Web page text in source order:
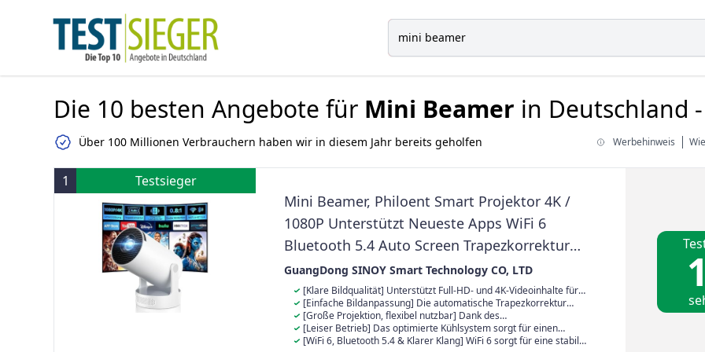
Die 10 besten Angebote für Mini Beamer in Deutschland
Über 100 Millionen Verbrauchern haben wir in diesem Jahr bereits geholfen Werbehinweis
1 Testsieger
Mini Beamer, Philoent Smart Projektor 4K /
1080P Unterstützt Neueste Apps WiFi 6
Bluetooth 5.4 Auto Screen Trapezkorrektur
Niedriges Rauschen, Ultrakurzdistanzbeamer
bietet großes Bild im kleinen Raum
GuangDong SINOY Smart Technology CO, LTD
[Klare Bildqualität] Unterstützt Full-HD- und 4K-Videoinhalte für
eine klare Darstellung mit natürlichen Farben und feinen Details.
Ideal für Filme, Serien, Sportübertragungen und Gaming auf einer
großen Projektionsfläche.
[Einfache Bildanpassung] Die automatische Trapezkorrektur
korrigiert Bildverzerrungen zuverlässig und sorgt für eine saubere
Ausrichtung. Über den Fokusregler kann die Schärfe präzise
eingestellt werden, damit schnell ein optimal abgestimmtes Bild
[Große Projektion, flexibel nutzbar] Dank des
Projektionsverhältnisses von 0, :1 kann bereits aus etwa 1, m
Entfernung eine Bildgröße von bis zu 86 Zoll erzeugt werden.
[Leiser Betrieb] Das optimierte Kühlsystem sorgt für einen
angenehm leisen Betrieb und reduziert störende Lüftergeräusche
[WiFi 6, Bluetooth 5.4 & Klarer Klang] WiFi 6 sorgt für eine stabile